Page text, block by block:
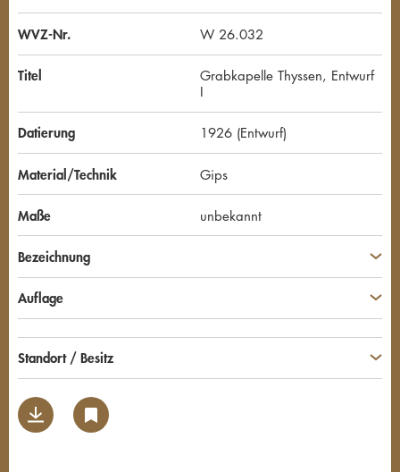
WVZ-Nr. W 26.032
Titel
Grabkapelle Thyssen, Entwurf
I
Datierung 1926 (Entwurf)
Material/Technik Gips
Maße unbekannt
Bezeichnung
Auflage
Standort / Besitz